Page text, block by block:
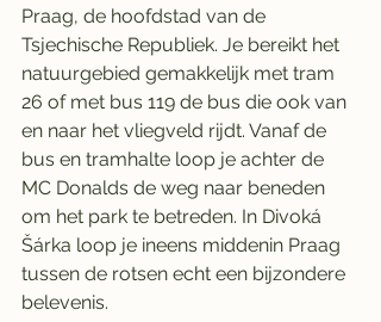
Praag, de hoofdstad van de
Tsjechische Republiek. Je bereikt het
natuurgebied gemakkelijk met tram
26 of met bus 119 de bus die ook van
en naar het vliegveld rijdt. Vanaf de
bus en tramhalte loop je achter de
MC Donalds de weg naar beneden
om het park te betreden. In Divoká
Šárka loop je ineens middenin Praag
tussen de rotsen echt een bijzondere
belevenis.